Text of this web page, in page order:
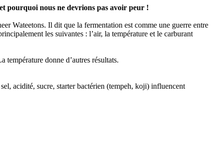
pourquoi nous ne devrions pas avoir peur !
Wateetons. Il dit que la fermentation est comme une guerre entre
les suivantes : l’air, la température et le carburant
température donne d’autres résultats.
acidité, sucre, starter bactérien (tempeh, koji) influencent